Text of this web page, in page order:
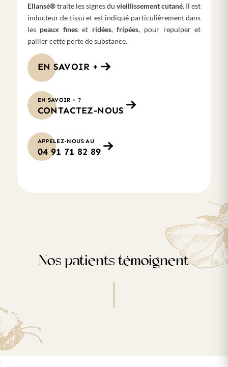
Ellansé®traite les signes duvieillissement cutané. Il est
inducteur de tissu et est indiqué particulièrement dans
les peaux fines et ridées,fripées, pour repulper et
pallier cette perte de substance.
EN SAVOIR +
EN SAVOIR + ?
CONTACTEZ-NOUS
APPELEZ-NOUS AU
04 91 71 82 89
Nos patients témoignent